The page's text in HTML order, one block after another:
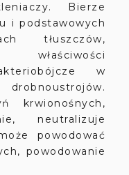
Bierze
i podstawowych
tłuszczów,
w
krwionośnych,
neutralizuje
powodować
powodowanie